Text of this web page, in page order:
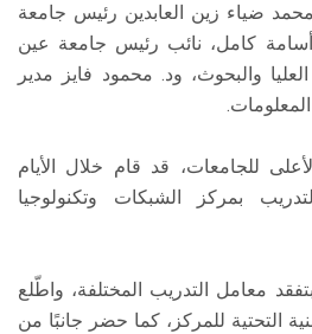
ضياء زين العابدين رئيس جامعة
كامل، نائب رئيس جامعة عين
والبحوث، ود. محمود فايز مدير
للجامعات، قد قام خلال الأيام
بمركز الشبكات وتكنولوجيا
معامل التدريب المختلفة، واطّلع
التحتية للمركز، كما حضر جانبًا من